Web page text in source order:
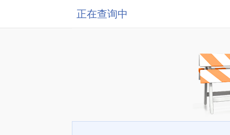
正在查询中